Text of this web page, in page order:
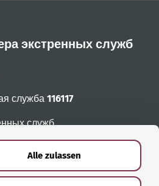
Alle zulassen
экстренных служб
служба 116117
служб